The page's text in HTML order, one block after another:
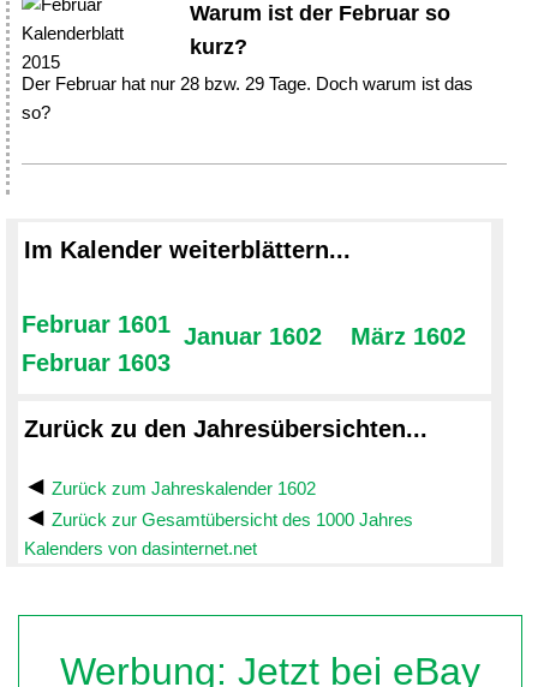
Warum ist der Februar so
kurz?
Der Februar hat nur 28 bzw. 29 Tage. Doch warum ist das
so?
Im Kalender weiterblättern...
Februar 1601
Februar 1603
Januar 1602 März 1602
Zurück zu den Jahresübersichten...
Zurück zum Jahreskalender 1602
Zurück zur Gesamtübersicht des 1000 Jahres
Kalenders von dasinternet.net
Werbung: Jetzt bei eBay